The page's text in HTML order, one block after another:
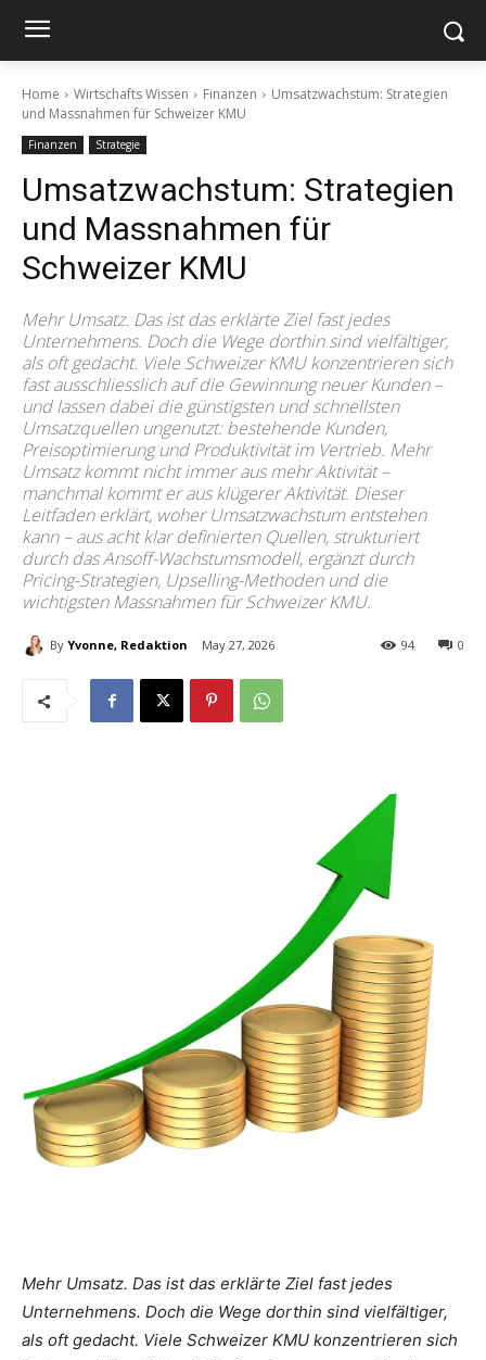
Home Wirtschafts Wissen Finanzen
Umsatzwachstum: Strategien
und Massnahmen für Schweizer KMU
Finanzen Strategie
Umsatzwachstum: Strategien
und Massnahmen für
Schweizer KMU
Mehr Umsatz. Das ist das erklärte Ziel fast jedes
Unternehmens. Doch die Wege dorthin sind vielfältiger,
als oft gedacht. Viele Schweizer KMU konzentrieren sich
fast ausschliesslich auf die Gewinnung neuer Kunden –
und lassen dabei die günstigsten und schnellsten
Umsatzquellen ungenutzt: bestehende Kunden,
Preisoptimierung und Produktivität im Vertrieb. Mehr
Umsatz kommt nicht immer aus mehr Aktivität –
manchmal kommt er aus klügerer Aktivität. Dieser
Leitfaden erklärt, woher Umsatzwachstum entstehen
kann – aus acht klar definierten Quellen, strukturiert
durch das Ansoff-Wachstumsmodell, ergänzt durch
Pricing-Strategien, Upselling-Methoden und die
wichtigsten Massnahmen für Schweizer KMU.
By Yvonne, Redaktion May 27, 2026 0
94
Mehr Umsatz. Das ist das erklärte Ziel fast jedes
Unternehmens. Doch die Wege dorthin sind vielfältiger,
als oft gedacht. Viele Schweizer KMU konzentrieren sich